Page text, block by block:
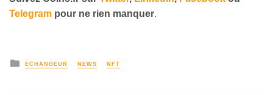
Telegram pour ne rien manquer.
ECHANGEUR NEWS NFT